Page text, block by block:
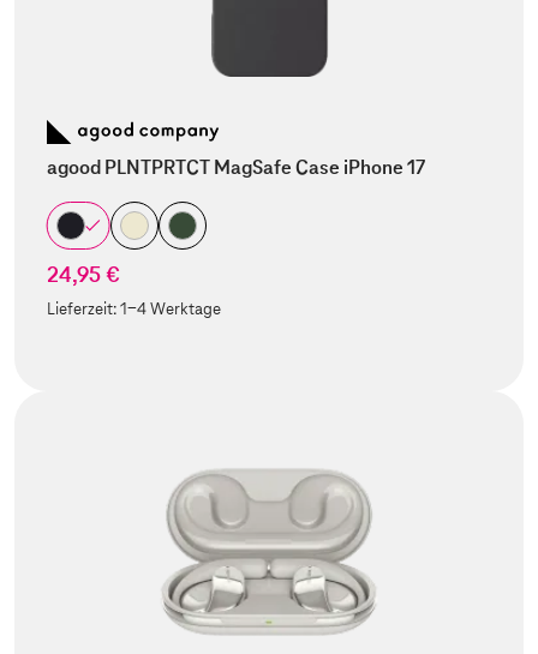
agood PLNTPRTCT MagSafe Case iPhone 17
24,95 €
Lieferzeit:1-4 Werktage